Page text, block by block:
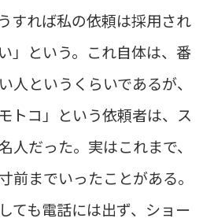
すれば私の依頼は採用され
」という。これ自体は、番
人というくらいであるが、
トコ」という依頼者は、ス
人だった。実はこれまで、
前までいったことがある。
ても電話には出ず、ショー